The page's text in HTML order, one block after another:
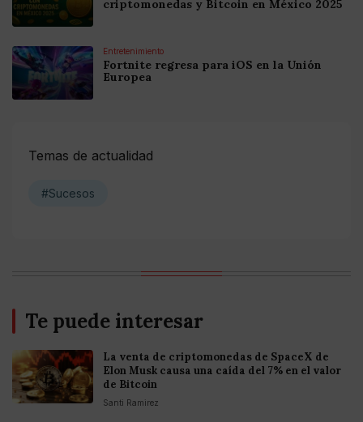
criptomonedas y Bitcoin en México 2025
Entretenimiento
Fortnite regresa para iOS en la Unión
Europea
Temas de actualidad
#Sucesos
Te puede interesar
La venta de criptomonedas de SpaceX de
Elon Musk causa una caída del 7% en el valor
de Bitcoin
Santi Ramirez